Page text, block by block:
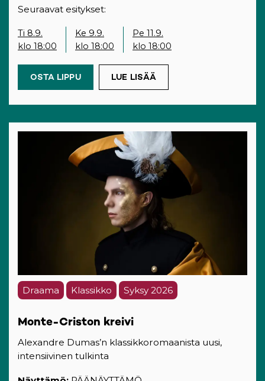
Seuraavat esitykset:
Ti 8.9.
klo 18:00
Ke 9.9.
klo 18:00
Pe 11.9.
klo 18:00
OSTA LIPPU(OPENS IN A NEW TAB)
LUE LISÄÄ
Draama Klassikko Syksy 2026
Monte-Criston kreivi
Alexandre Dumas’n klassikkoromaanista uusi,
intensiivinen tulkinta